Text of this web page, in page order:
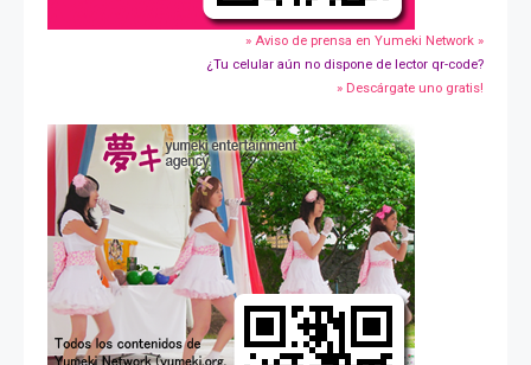
» Aviso de prensa en Yumeki Network »
¿Tu celular aún no dispone de lector qr-code?
» Descárgate uno gratis!